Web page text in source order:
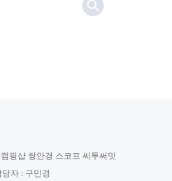
핑샵 쌍안경 스코프 씨투써밋
자 : 구민경